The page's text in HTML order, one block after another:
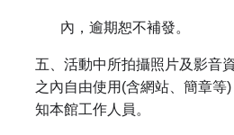
內，逾期恕不補發。
五、活動中所拍攝照片及影音
之內自由使用(含網站、簡章等
知本館工作人員。